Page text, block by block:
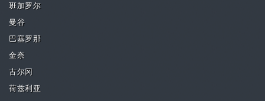
班加罗尔
曼谷
巴塞罗那
金奈
古尔冈
荷兹利亚